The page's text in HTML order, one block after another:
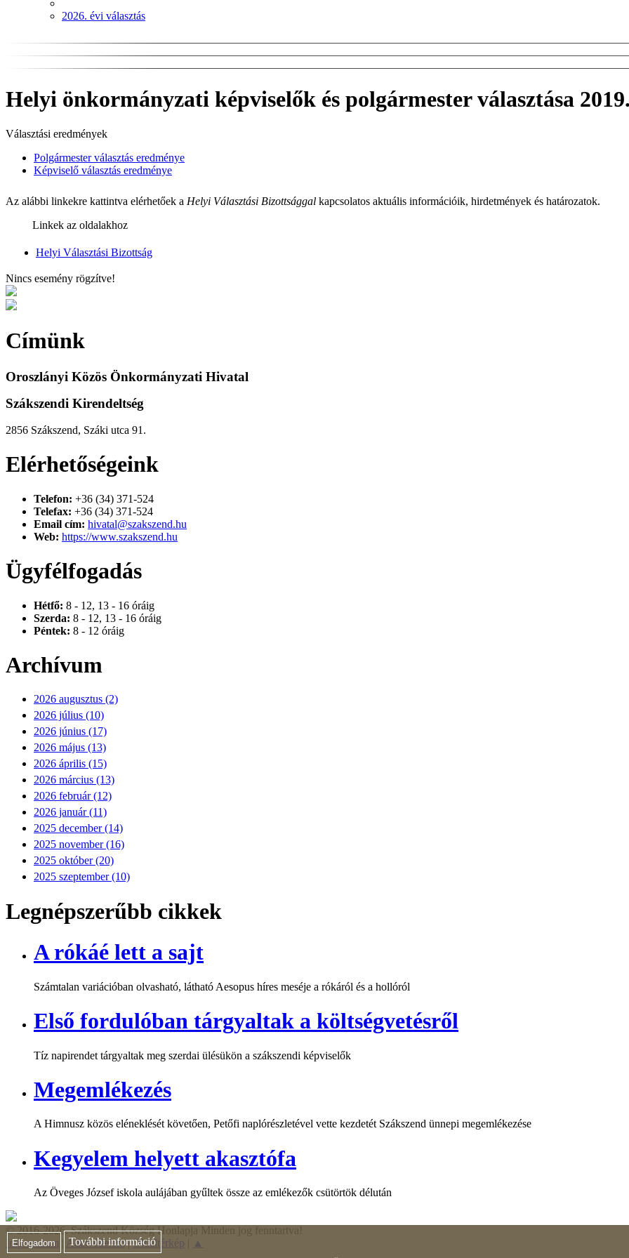
2026. évi választás
Helyi önkormányzati képviselők és polgármester választása
Választási eredmények
Polgármester választás eredménye
Képviselő választás eredménye
Az alábbi linkekre kattintva elérhetőek a Helyi Választási Bizottsággal kapcsolatos aktuális információik, hirdetmények és határozatok.
Linkek az oldalakhoz
Helyi Választási Bizottság
Elfogadom
További információ
Nincs esemény rögzítve!
Címünk
Oroszlányi Közös Önkormányzati Hivatal
Szákszendi Kirendeltség
2856 Szákszend, Száki utca 91.
Elérhetőségeink
Telefon: +36 (34) 371-524
Telefax: +36 (34) 371-524
Email cím: hivatal@szakszend.hu
Web: https://www.szakszend.hu
Ügyfélfogadás
Hétfő: 8 - 12, 13 - 16 óráig
Szerda: 8 - 12, 13 - 16 óráig
Péntek: 8 - 12 óráig
Archívum
2026 augusztus (2)
2026 július (10)
2026 június (17)
2026 május (13)
2026 április (15)
2026 március (13)
2026 február (12)
2026 január (11)
2025 december (14)
2025 november (16)
2025 október (20)
2025 szeptember (10)
Legnépszerűbb cikkek
A rókáé lett a sajt
Számtalan variációban olvasható, látható Aesopus híres meséje a rókáról és a hollóról
Első fordulóban tárgyaltak a költségvetésről
Tíz napirendet tárgyaltak meg szerdai ülésükön a szákszendi képviselők
Megemlékezés
A Himnusz közös eléneklését követően, Petőfi naplórészletével vette kezdetét Szákszend ünnepi megemlékezése
Kegyelem helyett akasztófa
Az Öveges József iskola aulájában gyűltek össze az emlékezők csütörtök délután
© 2016-2026. Szákszend Község Honlapja Minden jog fenntartva!
Impresszum
Adatvédelem|Oldaltérkép ▲